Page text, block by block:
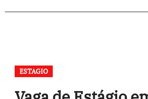
ESTAGIO